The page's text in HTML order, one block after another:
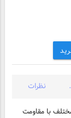
نظرات
با مقاومت